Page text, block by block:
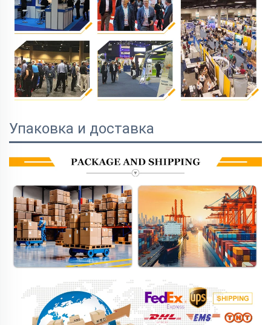
Упаковка и доставка